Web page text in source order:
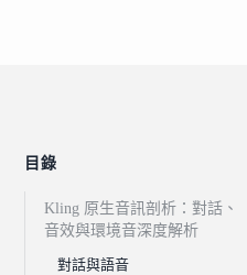
目錄
Kling 原生音訊剖析：對話、
音效與環境音深度解析
對話與語音